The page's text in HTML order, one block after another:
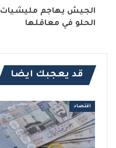
الجيش يهاجم مليشيات
الحلو في معاقلها
قد يعجبك ايضا
اقتصاد